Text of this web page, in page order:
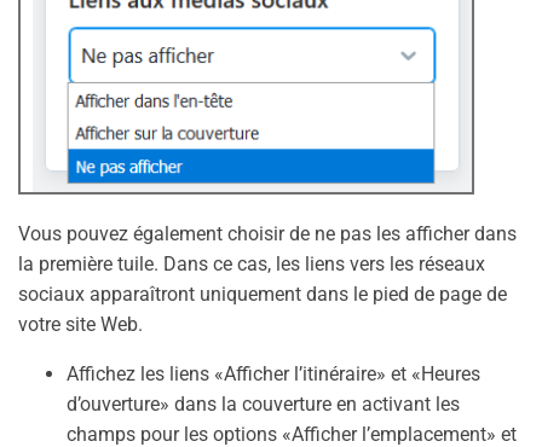
Vous pouvez également choisir de ne pas les afficher dans
la première tuile. Dans ce cas, les liens vers les réseaux
sociaux apparaîtront uniquement dans le pied de page de
votre site Web.
Affichez les liens «Afficher l’itinéraire» et «Heures
d’ouverture» dans la couverture en activant les
champs pour les options «Afficher l’emplacement» et